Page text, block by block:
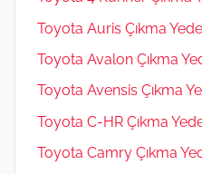
Toyota Auris Çıkma
Toyota Avalon Çıkma
Toyota Avensis Çıkma
Toyota C-HR Çıkma
Toyota Camry Çıkma